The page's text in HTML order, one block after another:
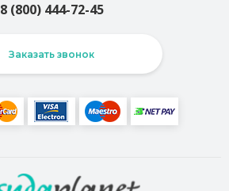
8 (800) 444-72-45
Заказать звонок